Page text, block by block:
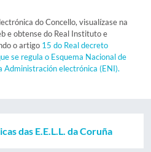
do Concello, visualízase na
e obtense do Real Instituto e
o artigo 15 do Real decreto
se regula o Esquema Nacional de
Administración electrónica (ENI).
das E.E.L.L. da Coruña